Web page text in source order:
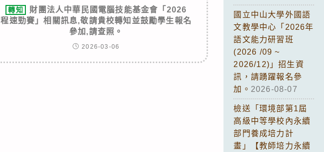
轉知
財團法人中華民國電腦技能基金會「2026
程速勁賽」相關訊息,敬請貴校轉知並鼓勵學生報名
參加,請查照。
2026-03-06
國立中山大學外國語
文教學中心「2026年
語文能力研習班
(2026 /09 ~
2026/12)」招生資
訊，請踴躍報名參
加。 2026-08-07
檢送「環境部第1屆
高級中等學校內永續
部門養成培力計
畫」【教師培力永續